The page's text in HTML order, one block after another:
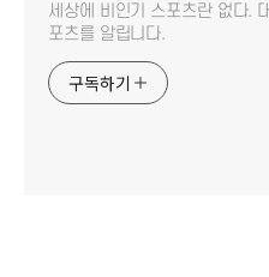
세상에 비인기 스포츠란 없다.
포츠를 알립니다.
구독하기